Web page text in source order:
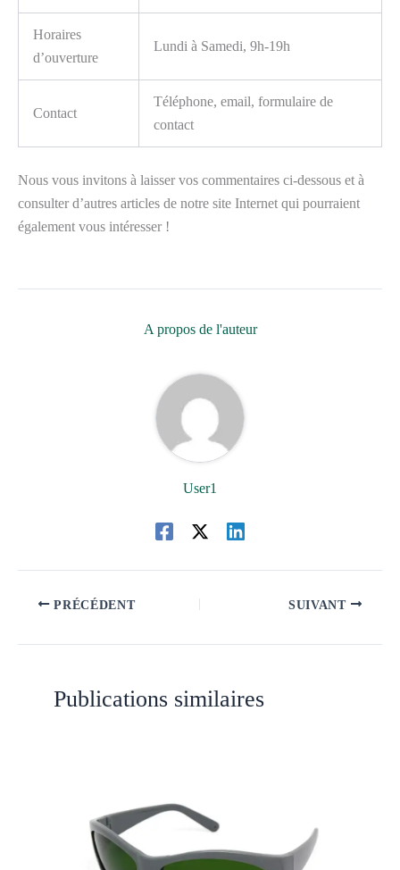
Horaires
d’ouverture
Lundi à Samedi, 9h-19h
Contact
Téléphone, email, formulaire de
contact
Nous vous invitons à laisser vos commentaires ci-dessous et à
consulter d’autres articles de notre site Internet qui pourraient
également vous intéresser !
A propos de l'auteur
User1
PRÉCÉDENT SUIVANT
Publications similaires